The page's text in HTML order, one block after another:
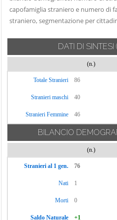
Carate Urio
Carbonate
Caslino d'Erba
Cassina Rizzardi
Castelmarte
Bozzente
Cerano d'Intelvi
Locate Varesino
Lomazzo
Longone al
Segrino
Lurago d'Erba
Lurago Marinone
Lurate Caccivio
Magreglio
Mariano
Comense
Maslianico
Menaggio
Merone
capofamiglia straniero e numero di
straniero, segmentazione per
DATI DI SINTESI
(n.)
Totale Stranieri 86
Stranieri maschi 40
Stranieri Femmine 46
BILANCIO
(n.)
Stranieri al 1 gen. 76
Nati 1
Morti 0
Saldo Naturale +1